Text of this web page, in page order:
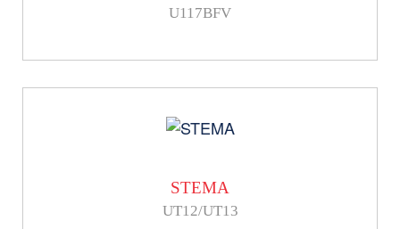
U117BFV
STEMA
UT12/UT13